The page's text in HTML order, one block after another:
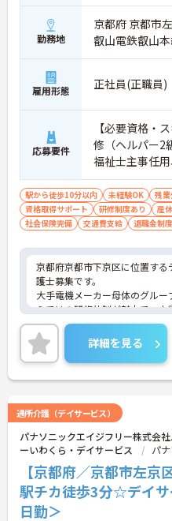
勤務地
京都府 京都市
叡山電鉄叡山
雇用形態 正社員(正職員)
応募要件
【必要資格・
修（ヘルパー2
福祉士主事任
格をお持ちの
限定可）
駅から徒歩10分以内 未経験OK 残
資格取得サポート
研修制度あり
産
社会保険完備
交通費支給 退職金制
京都府京都市下京区に位置する
護士募集です。
大手電機メーカー母体のグル
らではの研修体制が魅力で、
てチャレンジできる環境です。
また、年間休日114日とお休み
つけてはたらくことができます。
ご興味のある方には、面接対策
に詳細をお話いたしますので
詳細を見る
通所介護（デイサービス）
パナソニックエイジフリー株式会
ーいわくら・デイサービス
パ
【京都府／京都市左
駅チカ徒歩3分☆デイ
日勤＞